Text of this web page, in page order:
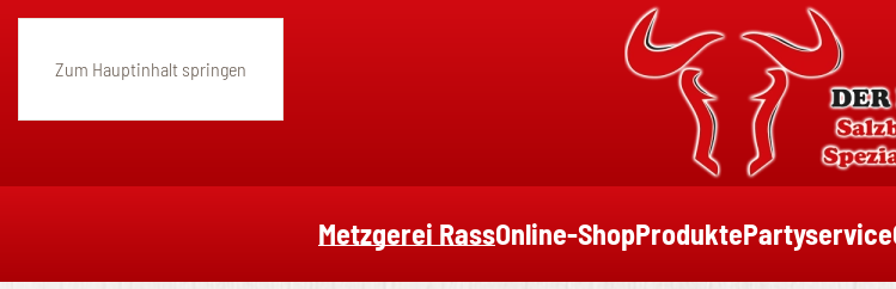
Zum Hauptinhalt springen
Metzgerei RassOnline-ShopProduktePartyservice